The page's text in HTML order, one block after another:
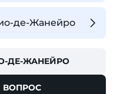
де-Жанейро
ДЕ-ЖАНЕЙРО
ВОПРОС